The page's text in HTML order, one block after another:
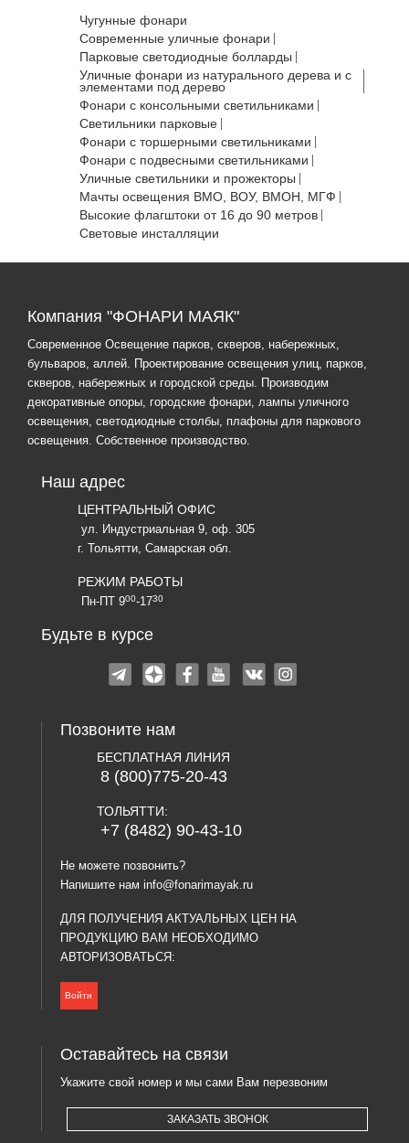
Чугунные фонари
Современные уличные фонари
Парковые светодиодные болларды
Уличные фонари из натурального дерева и с
элементами под дерево
Фонари с консольными светильниками
Светильники парковые
Фонари с торшерными светильниками
Фонари с подвесными светильниками
Уличные светильники и прожекторы
Мачты освещения ВМО, ВОУ, ВМОН, МГФ
Высокие флагштоки от 16 до 90 метров
Световые инсталляции
Компания "ФОНАРИ МАЯК"
Современное Освещение парков, скверов, набережных,
бульваров, аллей. Проектирование освещения улиц, парков,
скверов, набережных и городской среды. Производим
декоративные опоры, городские фонари, лампы уличного
освещения, светодиодные столбы, плафоны для паркового
освещения. Собственное производство.
Наш адрес
ЦЕНТРАЛЬНЫЙ ОФИС
ул. Индустриальная 9, оф. 305
г. Тольятти, Самарская обл.
РЕЖИМ РАБОТЫ
Пн-ПТ 900-1730
Будьте в курсе
Позвоните нам
БЕСПЛАТНАЯ ЛИНИЯ
8 (800)775-20-43
ТОЛЬЯТТИ:
+7 (8482) 90-43-10
Не можете позвонить?
Напишите нам info@fonarimayak.ru
ДЛЯ ПОЛУЧЕНИЯ АКТУАЛЬНЫХ ЦЕН НА
ПРОДУКЦИЮ ВАМ НЕОБХОДИМО
АВТОРИЗОВАТЬСЯ:
Войти
Оставайтесь на связи
Укажите свой номер и мы сами Вам перезвоним
ЗАКАЗАТЬ ЗВОНОК